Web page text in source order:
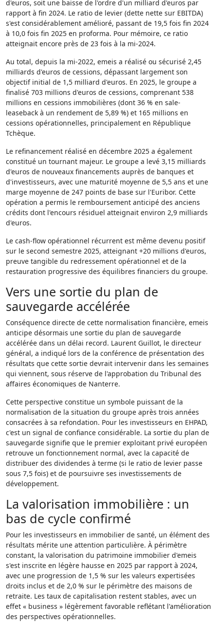
d'euros, soit une baisse de l'ordre d'un milliard d'euros par
rapport à fin 2024. Le ratio de levier (dette nette sur EBITDA)
s'est considérablement amélioré, passant de 19,5 fois fin 2024
à 10,0 fois fin 2025 en proforma. Pour mémoire, ce ratio
atteignait encore près de 23 fois à la mi-2024.
Au total, depuis la mi-2022, emeis a réalisé ou sécurisé 2,45
milliards d'euros de cessions, dépassant largement son
objectif initial de 1,5 milliard d'euros. En 2025, le groupe a
finalisé 703 millions d'euros de cessions, comprenant 538
millions en cessions immobilières (dont 36 % en sale-
leaseback à un rendement de 5,89 %) et 165 millions en
cessions opérationnelles, principalement en République
Tchèque.
Le refinancement réalisé en décembre 2025 a également
constitué un tournant majeur. Le groupe a levé 3,15 milliards
d'euros de nouveaux financements auprès de banques et
d'investisseurs, avec une maturité moyenne de 5,5 ans et une
marge moyenne de 247 points de base sur l'Euribor. Cette
opération a permis le remboursement anticipé des anciens
crédits dont l'encours résiduel atteignait environ 2,9 milliards
d'euros.
Le cash-flow opérationnel récurrent est même devenu positif
sur le second semestre 2025, atteignant +20 millions d'euros,
preuve tangible du redressement opérationnel et de la
restauration progressive des équilibres financiers du groupe.
Vers une sortie du plan de
sauvegarde accélérée
Conséquence directe de cette normalisation financière, emeis
anticipe désormais une sortie du plan de sauvegarde
accélérée dans un délai record. Laurent Guillot, le directeur
général, a indiqué lors de la conférence de présentation des
résultats que cette sortie devrait intervenir dans les semaines
qui viennent, sous réserve de l'approbation du Tribunal des
affaires économiques de Nanterre.
Cette perspective constitue un symbole puissant de la
normalisation de la situation du groupe après trois années
consacrées à sa refondation. Pour les investisseurs en EHPAD,
c'est un signal de confiance considérable. La sortie du plan de
sauvegarde signifie que le premier exploitant privé européen
retrouve un fonctionnement normal, avec la capacité de
distribuer des dividendes à terme (si le ratio de levier passe
sous 7,5 fois) et de poursuivre ses investissements de
développement.
La valorisation immobilière : un
bas de cycle confirmé
Pour les investisseurs en immobilier de santé, un élément des
résultats mérite une attention particulière. À périmètre
constant, la valorisation du patrimoine immobilier d'emeis
s'est inscrite en légère hausse en 2025 par rapport à 2024,
avec une progression de 1,5 % sur les valeurs expertisées
droits inclus et de 2,0 % sur le périmètre des maisons de
retraite. Les taux de capitalisation restent stables, avec un
effet « business » légèrement favorable reflétant l'amélioration
des perspectives opérationnelles.